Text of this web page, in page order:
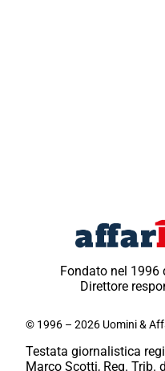
Fondato nel 1996
Direttore
© 1996 – 2026 Uomini &
Testata giornalistica
Marco Scotti, Reg. Trib.